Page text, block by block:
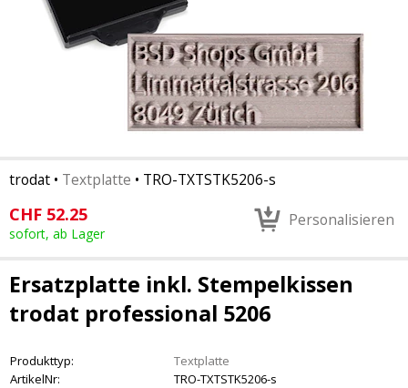
trodat • Textplatte • TRO-TXTSTK5206-s
CHF 52.25
sofort, ab Lager
Personalisieren
Ersatzplatte inkl. Stempelkissen
trodat professional 5206
Produkttyp:
Textplatte
ArtikelNr:
TRO-TXTSTK5206-s